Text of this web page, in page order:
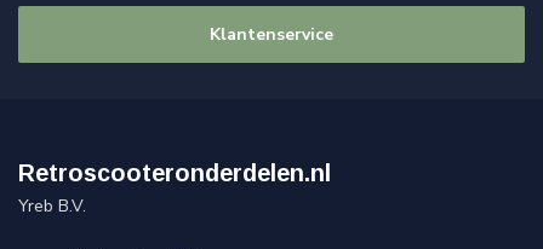
Klantenservice
Retroscooteronderdelen.nl
Yreb B.V.